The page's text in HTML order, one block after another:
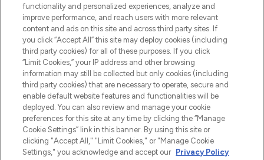
Zgoda na pliki cookie
Do Not Sell or Share My Personal
Information
POMOC & INFORMACJE
WAŻNE INFORMACJE
O LOOKFANTASTIC
functionality and personalized experiences, analyze and
improve performance, and reach users with more relevant
content and ads on this site and across third party sites. If
you click “Accept All” this site may deploy cookies (including
third party cookies) for all of these purposes. If you click
“Limit Cookies,” your IP address and other browsing
information may still be collected but only cookies (including
third party cookies) that are necessary to operate, secure and
enable default website features and functionalities will be
deployed. You can also review and manage your cookie
preferences for this site at any time by clicking the “Manage
Cookie Settings” link in this banner. By using this site or
clicking "Accept All," "Limit Cookies," or "Manage Cookie
Settings," you acknowledge and accept our Privacy Policy